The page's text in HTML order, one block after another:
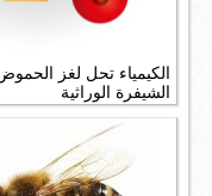
الكيمياء تحل لغز
الشيفرة الوراثية